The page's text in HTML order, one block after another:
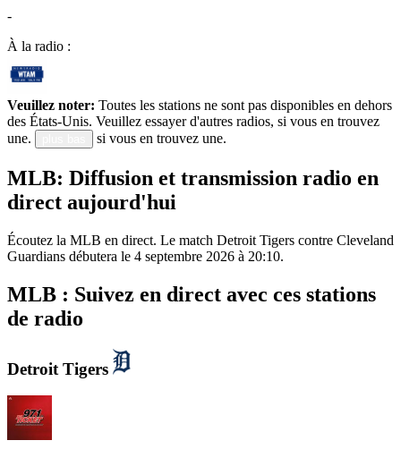
-
À la radio :
Veuillez noter: Toutes les stations ne sont pas disponibles en dehors
des États-Unis. Veuillez essayer d'autres radios, si vous en trouvez
une.
si vous en trouvez une.
MLB: Diffusion et transmission radio en
direct aujourd'hui
Écoutez la MLB en direct. Le match Detroit Tigers contre Cleveland
Guardians débutera le 4 septembre 2026 à 20:10.
MLB : Suivez en direct avec ces stations
de radio
Detroit Tigers